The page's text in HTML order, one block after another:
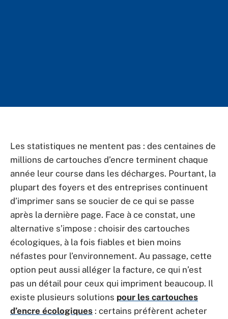
Les statistiques ne mentent pas : des centaines de
millions de cartouches d’encre terminent chaque
année leur course dans les décharges. Pourtant, la
plupart des foyers et des entreprises continuent
d’imprimer sans se soucier de ce qui se passe
après la dernière page. Face à ce constat, une
alternative s’impose : choisir des cartouches
écologiques, à la fois fiables et bien moins
néfastes pour l’environnement. Au passage, cette
option peut aussi alléger la facture, ce qui n’est
pas un détail pour ceux qui impriment beaucoup. Il
existe plusieurs solutions pour les cartouches
d’encre écologiques : certains préfèrent acheter